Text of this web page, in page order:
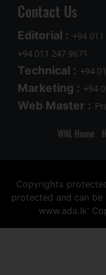
Contact Us
Editorial : +94
+94 011 247 9671
Technical : +94
Marketing : +94
Web Master :
WNL Home
Copyrights
protected and can
www.ada.lk'